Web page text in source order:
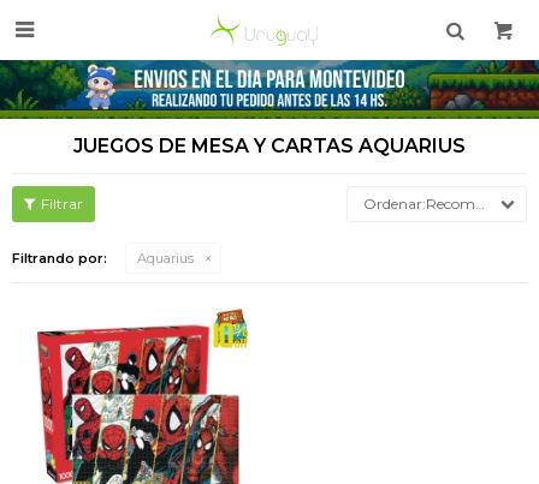

JUEGOS DE MESA Y CARTAS AQUARIUS
Recomendados
Filtrando por: Aquarius